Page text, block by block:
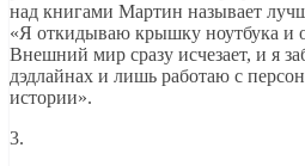
над книгами Мартин называет
«Я откидываю крышку ноутбука и
Внешний мир сразу исчезает, и я
дэдлайнах и лишь работаю с
истории».
3.